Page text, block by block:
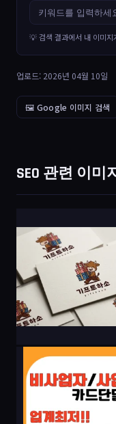
💡 검색 결과에서 내 이미
업로드: 2026년 04월 10일
🖼️ Google 이미지 검색
SEO 관련 이미지